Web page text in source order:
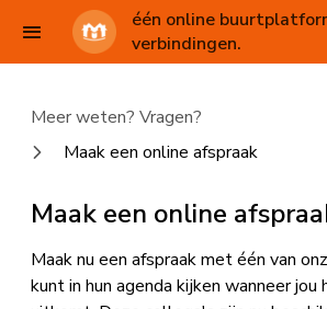
één online
verbindingen.
Meer weten? Vragen?
Maak een online afspraak
Maak een online
Maak nu een afspraak met één van
kunt in hun agenda kijken wanneer